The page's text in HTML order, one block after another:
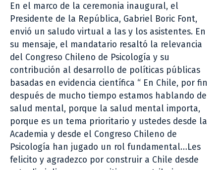
En el marco de la ceremonia inaugural, el
Presidente de la República, Gabriel Boric Font,
envió un saludo virtual a las y los asistentes. En
su mensaje, el mandatario resaltó la relevancia
del Congreso Chileno de Psicología y su
contribución al desarrollo de políticas públicas
basadas en evidencia científica “ En Chile, por fin
después de mucho tiempo estamos hablando de
salud mental, porque la salud mental importa,
porque es un tema prioritario y ustedes desde la
Academia y desde el Congreso Chileno de
Psicología han jugado un rol fundamental…Les
felicito y agradezco por construir a Chile desde